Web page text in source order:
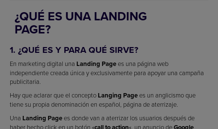
¿QUÉ ES UNA LANDING
PAGE?
1. ¿QUÉ ES Y PARA QUÉ SIRVE?
En marketing digital una Landing Pagees una página web
independiente creada única y exclusivamente para apoyar una campaña
publicitaria.
Hay que aclarar que el concepto Langing Pagees un anglicismo que
tiene su propia denominación en español, página de aterrizaje.
Una Landing Pagees donde van a aterrizar los usuarios después de
haber hecho click en un botón «call to action«, un anuncio deGoogle